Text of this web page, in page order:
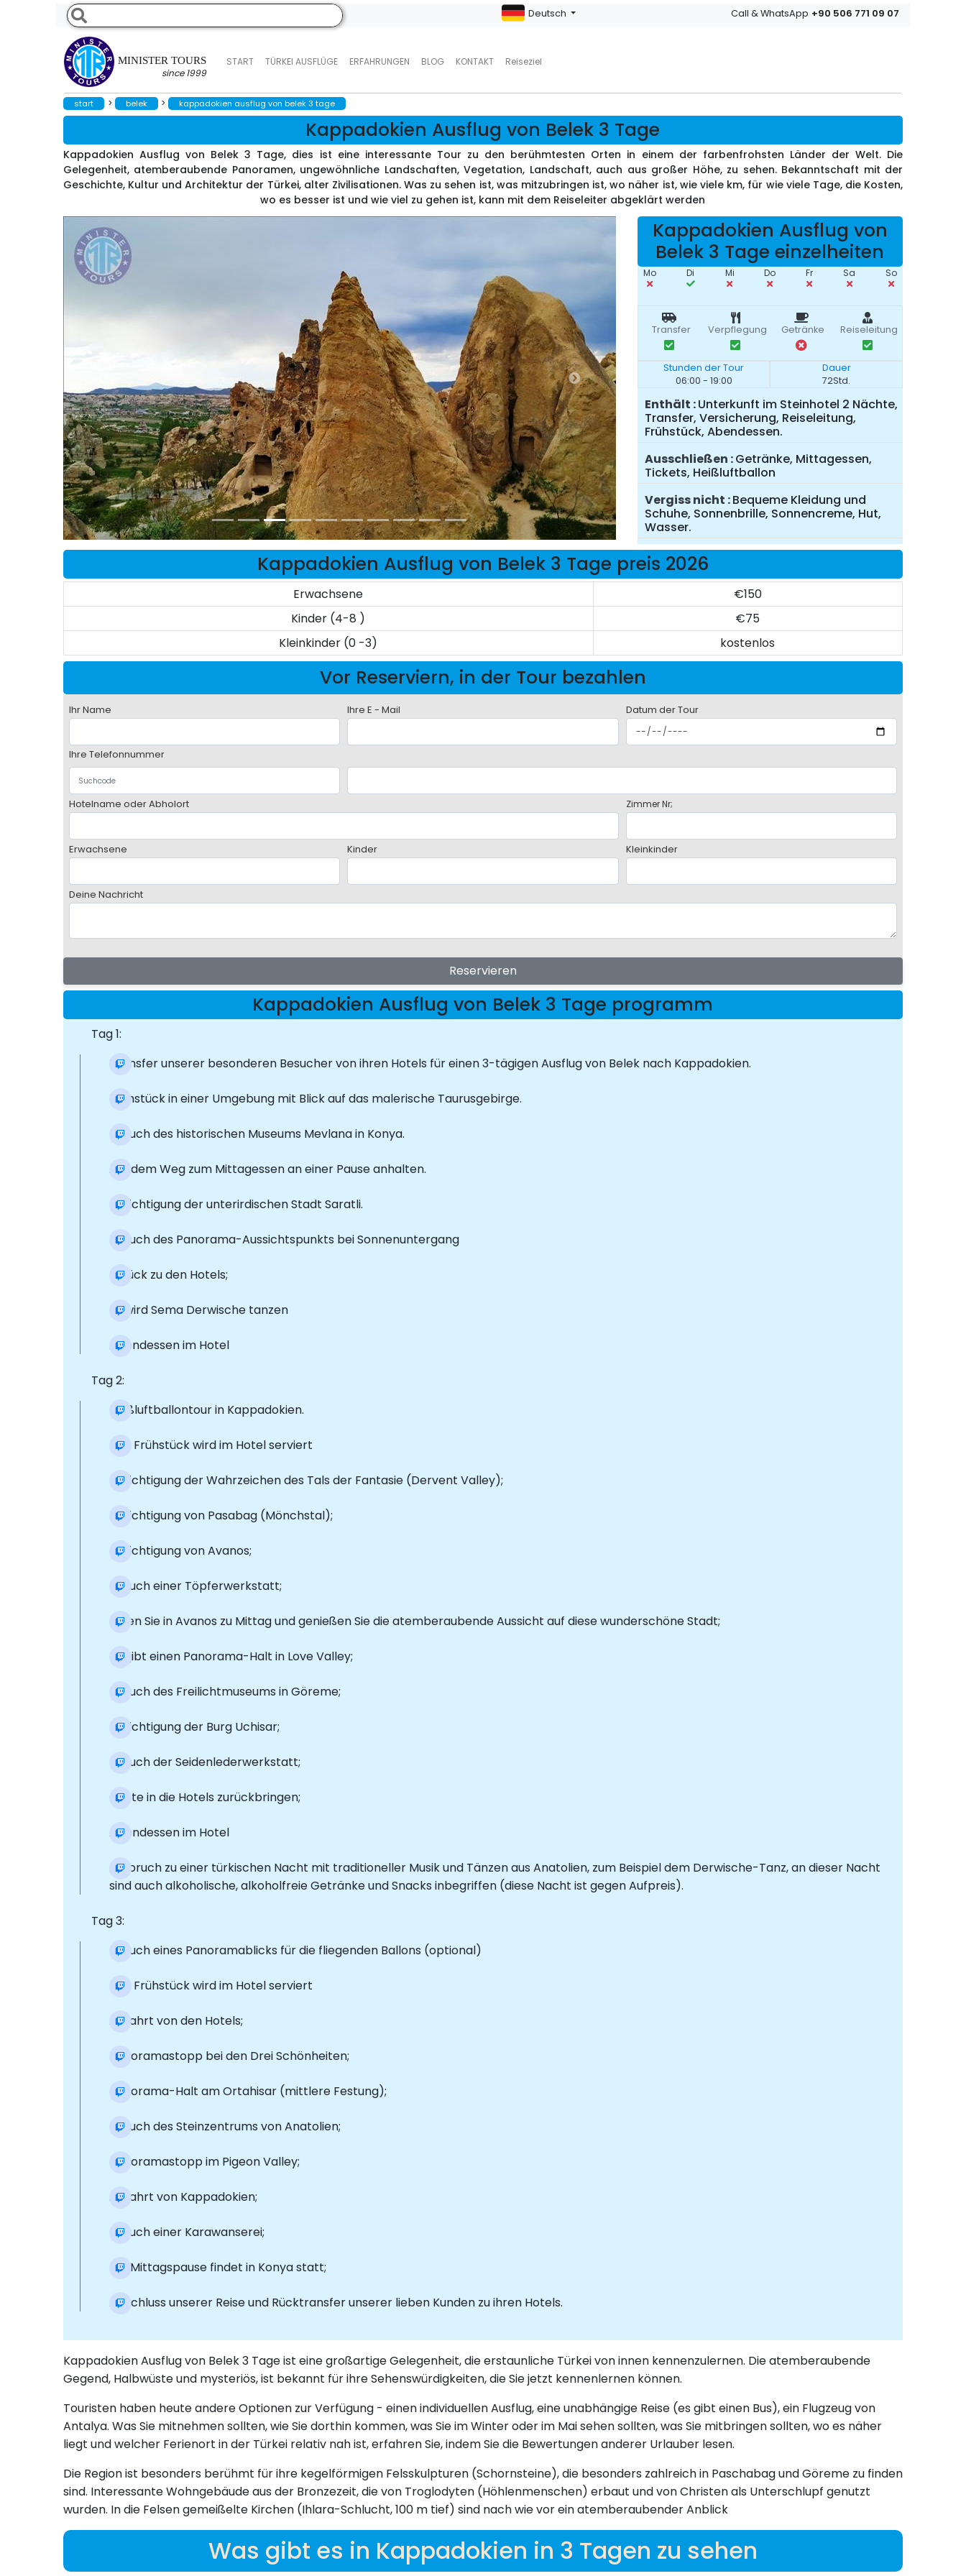
MINISTER TOURS
since 1999
START TÜRKEI AUSFLÜGE ERFAHRUNGEN BLOG KONTAKT Reiseziel
Deutsch Call & WhatsApp +90 506 771 09 07
start > belek > kappadokien ausflug von belek 3 tage
Kappadokien Ausflug von Belek 3 Tage
Kappadokien Ausflug von Belek 3 Tage, dies ist eine interessante Tour zu den berühmtesten Orten in einem der farbenfrohsten Länder der Welt. Die
Gelegenheit, atemberaubende Panoramen, ungewöhnliche Landschaften, Vegetation, Landschaft, auch aus großer Höhe, zu sehen. Bekanntschaft mit der
Geschichte, Kultur und Architektur der Türkei, alter Zivilisationen. Was zu sehen ist, was mitzubringen ist, wo näher ist, wie viele km, für wie viele Tage, die Kosten,
wo es besser ist und wie viel zu gehen ist, kann mit dem Reiseleiter abgeklärt werden
Kappadokien Ausflug von
Belek 3 Tage einzelheiten
Mo Di Mi Do Fr Sa So
Transfer Verpflegung Getränke Reiseleitung
Stunden der Tour
06:00 - 19:00
Dauer
72Std.
Enthält Unterkunft im Steinhotel 2 Nächte,
Transfer, Versicherung, Reiseleitung,
Frühstück, Abendessen.
Ausschließen Getränke, Mittagessen,
Tickets, Heißluftballon
Vergiss nicht Bequeme Kleidung und
Schuhe, Sonnenbrille, Sonnencreme, Hut,
Wasser.
Kappadokien Ausflug von Belek 3 Tage preis 2026
Erwachsene
€150
Kinder (4-8 )
€75
Kleinkinder (0 -3)
kostenlos
Vor Reserviern, in der Tour bezahlen
Ihr Name Ihre E - Mail Datum der Tour
Ihre Telefonnummer
Hotelname oder Abholort Zimmer Nr;
Erwachsene Kinder Kleinkinder
Deine Nachricht
Reservieren
Kappadokien Ausflug von Belek 3 Tage programm
Tag 1:
Transfer unserer besonderen Besucher von ihren Hotels für einen 3-tägigen Ausflug von Belek nach Kappadokien.
Frühstück in einer Umgebung mit Blick auf das malerische Taurusgebirge.
Besuch des historischen Museums Mevlana in Konya.
Auf dem Weg zum Mittagessen an einer Pause anhalten.
Besichtigung der unterirdischen Stadt Saratli.
Besuch des Panorama-Aussichtspunkts bei Sonnenuntergang
Zurück zu den Hotels;
Es wird Sema Derwische tanzen
Abendessen im Hotel
Tag 2:
Heißluftballontour in Kappadokien.
Das Frühstück wird im Hotel serviert
Besichtigung der Wahrzeichen des Tals der Fantasie (Dervent Valley);
Besichtigung von Pasabag (Mönchstal);
Besichtigung von Avanos;
Besuch einer Töpferwerkstatt;
Essen Sie in Avanos zu Mittag und genießen Sie die atemberaubende Aussicht auf diese wunderschöne Stadt;
Es gibt einen Panorama-Halt in Love Valley;
Besuch des Freilichtmuseums in Göreme;
Besichtigung der Burg Uchisar;
Besuch der Seidenlederwerkstatt;
Gäste in die Hotels zurückbringen;
Abendessen im Hotel
Aufbruch zu einer türkischen Nacht mit traditioneller Musik und Tänzen aus Anatolien, zum Beispiel dem Derwische-Tanz, an dieser Nacht
sind auch alkoholische, alkoholfreie Getränke und Snacks inbegriffen (diese Nacht ist gegen Aufpreis).
Tag 3:
Besuch eines Panoramablicks für die fliegenden Ballons (optional)
Das Frühstück wird im Hotel serviert
Abfahrt von den Hotels;
Panoramastopp bei den Drei Schönheiten;
Panorama-Halt am Ortahisar (mittlere Festung);
Besuch des Steinzentrums von Anatolien;
Panoramastopp im Pigeon Valley;
Abfahrt von Kappadokien;
Besuch einer Karawanserei;
Die Mittagspause findet in Konya statt;
Abschluss unserer Reise und Rücktransfer unserer lieben Kunden zu ihren Hotels.
Kappadokien Ausflug von Belek 3 Tage ist eine großartige Gelegenheit, die erstaunliche Türkei von innen kennenzulernen. Die atemberaubende
Gegend, Halbwüste und mysteriös, ist bekannt für ihre Sehenswürdigkeiten, die Sie jetzt kennenlernen können.
Touristen haben heute andere Optionen zur Verfügung - einen individuellen Ausflug, eine unabhängige Reise (es gibt einen Bus), ein Flugzeug von
Antalya. Was Sie mitnehmen sollten, wie Sie dorthin kommen, was Sie im Winter oder im Mai sehen sollten, was Sie mitbringen sollten, wo es näher
liegt und welcher Ferienort in der Türkei relativ nah ist, erfahren Sie, indem Sie die Bewertungen anderer Urlauber lesen.
Die Region ist besonders berühmt für ihre kegelförmigen Felsskulpturen (Schornsteine), die besonders zahlreich in Paschabag und Göreme zu finden
sind. Interessante Wohngebäude aus der Bronzezeit, die von Troglodyten (Höhlenmenschen) erbaut und von Christen als Unterschlupf genutzt
wurden. In die Felsen gemeißelte Kirchen (Ihlara-Schlucht, 100 m tief) sind nach wie vor ein atemberaubender Anblick
Was gibt es in Kappadokien in 3 Tagen zu sehen